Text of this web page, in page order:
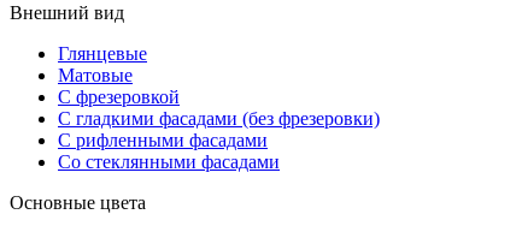
Внешний вид
Глянцевые
Матовые
С фрезеровкой
С гладкими фасадами (без фрезеровки)
С рифленными фасадами
Со стеклянными фасадами
Основные цвета